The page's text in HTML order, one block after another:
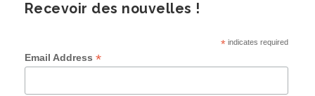
Recevoir des nouvelles !
*indicates required
Email Address *